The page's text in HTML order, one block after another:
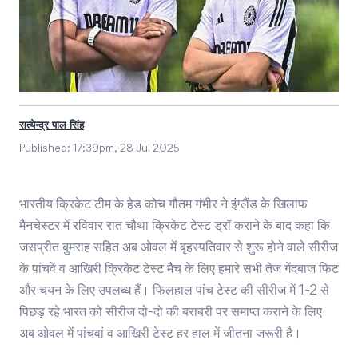
सत्येन्द्र पाल सिंह
Published: 17:39pm, 28 Jul 2025
भारतीय क्रिकेट टीम के हेड कोच गौतम गंभीर ने इंग्लैंड के खिलाफ
मैनचेस्टर में रविवार रात चौथा क्रिकेट टेस्ट ड्रॉ कराने के बाद कहा कि
जसप्रीत बुमराह सहित अब ओवल में बृहस्पतिवार से शुरू होने वाले सीरीज
के पांचवें व आखिरी क्रिकेट टेस्ट मैच के लिए हमारे सभी तेज गेंदबाज फिट
और चयन के लिए उपलब्ध हैं। फिलहाल पांच टेस्ट की सीरीज में 1-2 से
पिछड़ रहे भारत को सीरीज दो-दो की बराबरी पर समाप्त कराने के लिए
अब ओवल में पांचवां व आखिरी टेस्ट हर हाल में जीतना जरूरी है।